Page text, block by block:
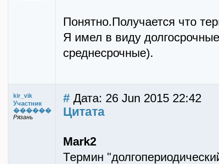
Понятно.Получается что
Я имел в виду
среднесрочные).
kir_vik
Участник
������
Рязань
# Дата: 26 Jun 2015 22:42
Цитата
Mark2
Термин